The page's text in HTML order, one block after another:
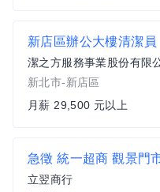
新店區辦公大樓清潔員
潔之方服務事業股份有限
新北市-新店區
月薪 29,500 元以上
急徵 統一超商 觀景門
立翌商行